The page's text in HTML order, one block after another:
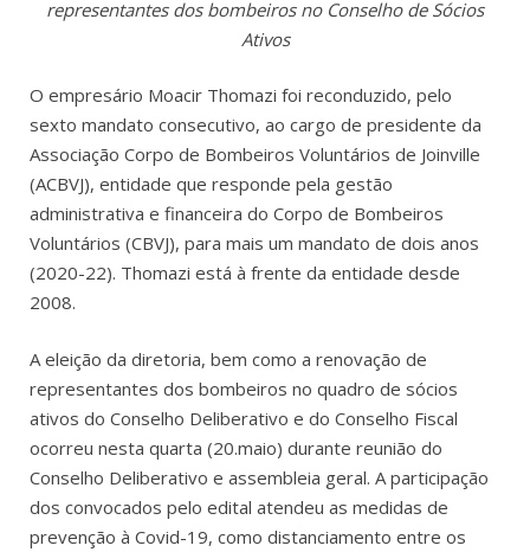
representantes dos bombeiros no Conselho de Sócios
Ativos
O empresário Moacir Thomazi foi reconduzido, pelo
sexto mandato consecutivo, ao cargo de presidente da
Associação Corpo de Bombeiros Voluntários de Joinville
(ACBVJ), entidade que responde pela gestão
administrativa e financeira do Corpo de Bombeiros
Voluntários (CBVJ), para mais um mandato de dois anos
(2020-22). Thomazi está à frente da entidade desde
2008.
A eleição da diretoria, bem como a renovação de
representantes dos bombeiros no quadro de sócios
ativos do Conselho Deliberativo e do Conselho Fiscal
ocorreu nesta quarta (20.maio) durante reunião do
Conselho Deliberativo e assembleia geral. A participação
dos convocados pelo edital atendeu as medidas de
prevenção à Covid-19, como distanciamento entre os